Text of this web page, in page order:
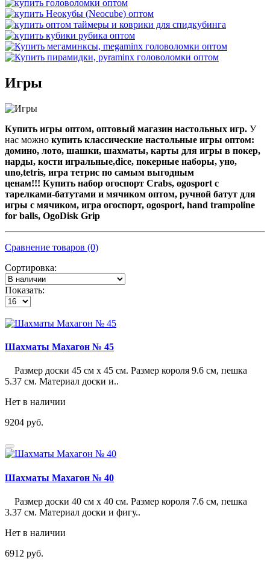
Игры
Купить игры оптом, оптовый магазин настольных игр. У
нас можно купить классические настольные игры оптом:
домино, лото, шашки, шахматы, карты для игры в покер,
нарды, кости игральные,dice, покерные наборы, уно,
uno,tetris, игра тетрис по самым выгодным
ценам!!! Купить набор огоспорт Crabs, ogosport с
тарелками-батутами и мячиком оптом, ручной батут для
игры с мячиком, игра огоспорт, ogosport, hand trampoline
for balls, OgoDisk Grip
Сравнение товаров (0)
Сортировка:
Показать:
Шахматы Махагон № 45
Размер доски 45 см х 45 см. Размер короля 9.6 см, пешка
5.37 см. Материал доски и..
Нет в наличии
9204 руб.
Шахматы Махагон № 40
Размер доски 40 см х 40 см. Размер короля 7.6 см, пешка
3.37 см. Материал доски и фигу..
Нет в наличии
6912 руб.